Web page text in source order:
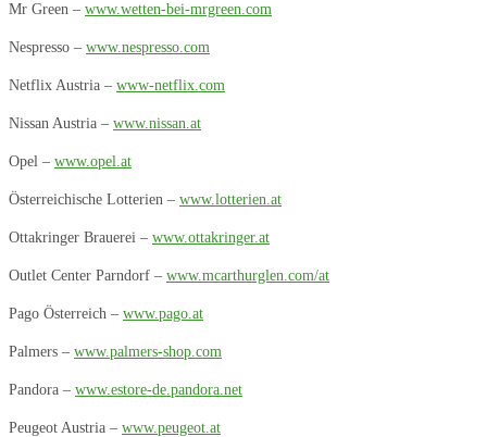
Mr Green – www.wetten-bei-mrgreen.com
Nespresso – www.nespresso.com
Netflix Austria – www-netflix.com
Nissan Austria – www.nissan.at
Opel – www.opel.at
Österreichische Lotterien – www.lotterien.at
Ottakringer Brauerei – www.ottakringer.at
Outlet Center Parndorf – www.mcarthurglen.com/at
Pago Österreich – www.pago.at
Palmers – www.palmers-shop.com
Pandora – www.estore-de.pandora.net
Peugeot Austria – www.peugeot.at